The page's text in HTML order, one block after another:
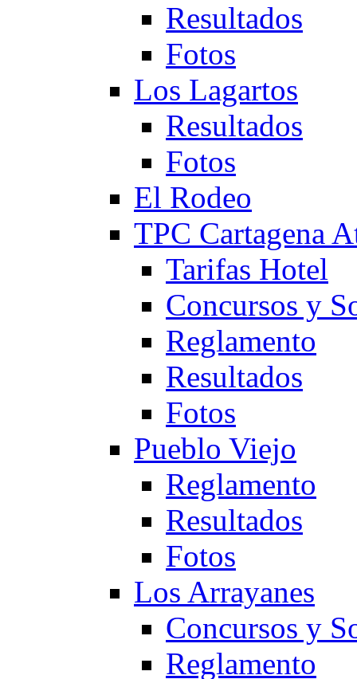
Resultados
Fotos
Los Lagartos
Resultados
Fotos
El Rodeo
TPC Cartagena
Tarifas Hotel
Concursos y
Reglamento
Resultados
Fotos
Pueblo Viejo
Reglamento
Resultados
Fotos
Los Arrayanes
Concursos y
Reglamento